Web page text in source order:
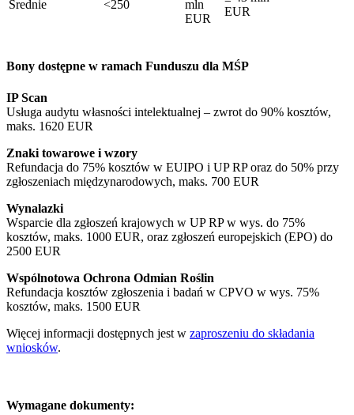
Średnie <250
mln
EUR
EUR
Bony dostępne w ramach Funduszu dla MŚP
IP Scan
Usługa audytu własności intelektualnej – zwrot do 90% kosztów,
maks. 1620 EUR
Znaki towarowe i wzory
Refundacja do 75% kosztów w EUIPO i UP RP oraz do 50% przy
zgłoszeniach międzynarodowych, maks. 700 EUR
Wynalazki
Wsparcie dla zgłoszeń krajowych w UP RP w wys. do 75%
kosztów, maks. 1000 EUR, oraz zgłoszeń europejskich (EPO) do
2500 EUR
Wspólnotowa Ochrona Odmian Roślin
Refundacja kosztów zgłoszenia i badań w CPVO w wys. 75%
kosztów, maks. 1500 EUR
Więcej informacji dostępnych jest w zaproszeniu do składania
wniosków.
Wymagane dokumenty: